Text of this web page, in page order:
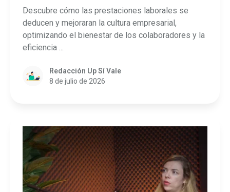
Descubre cómo las prestaciones laborales se
deducen y mejoraran la cultura empresarial,
optimizando el bienestar de los colaboradores y la
eficiencia ...
Redacción Up Sí Vale
8 de julio de 2026